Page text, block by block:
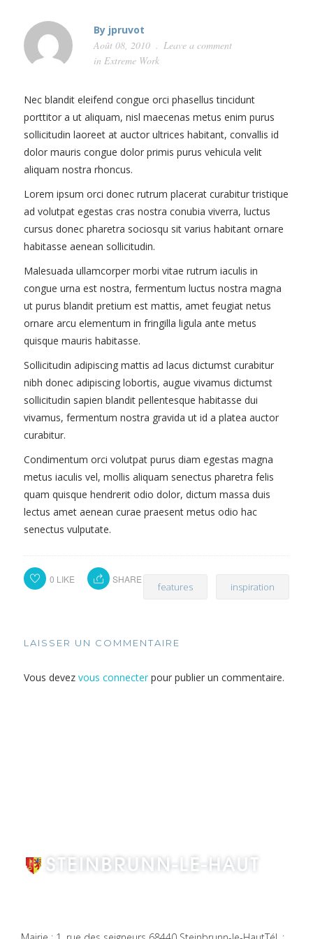
HOME
PAGES
WORK
BLOG
By jpruvot
Août 08, 2010
Leave a comment
inExtreme Work
Nec blandit eleifend congue orci phasellus tincidunt
porttitor a ut aliquam, nisl maecenas metus enim purus
sollicitudin laoreet at auctor ultrices habitant, convallis id
dolor mauris congue dolor primis purus vehicula velit
aliquam nostra rhoncus.
Lorem ipsum orci donec rutrum placerat curabitur tristique
ad volutpat egestas cras nostra conubia viverra, luctus
cursus donec pharetra sociosqu sit varius habitant ornare
habitasse aenean sollicitudin.
Malesuada ullamcorper morbi vitae rutrum iaculis in
congue urna est nostra, fermentum luctus nostra magna
ut purus blandit pretium est mattis, amet feugiat netus
ornare arcu elementum in fringilla ligula ante metus
quisque mauris habitasse.
Sollicitudin adipiscing mattis ad lacus dictumst curabitur
nibh donec adipiscing lobortis, augue vivamus dictumst
sollicitudin sapien blandit pellentesque habitasse dui
vivamus, fermentum nostra gravida ut id a platea auctor
curabitur.
Condimentum orci volutpat purus diam egestas magna
metus iaculis vel, mollis aliquam senectus pharetra felis
quam quisque hendrerit odio dolor, dictum massa duis
lectus amet aenean curae praesent metus odio hac
senectus vulputate.
0 LIKE SHARE
features inspiration
LAISSER UN COMMENTAIRE
Vous devezvous connecter pour publier un commentaire.